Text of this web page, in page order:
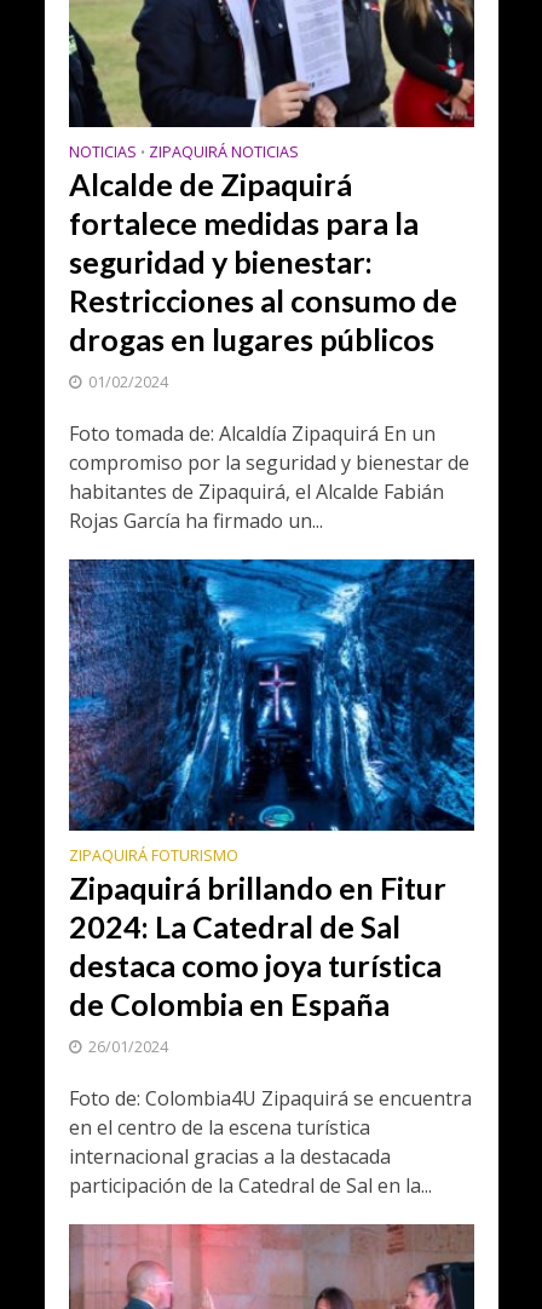
NOTICIAS • ZIPAQUIRÁ NOTICIAS
Alcalde de Zipaquirá
fortalece medidas para la
seguridad y bienestar:
Restricciones al consumo de
drogas en lugares públicos
01/02/2024
Foto tomada de: Alcaldía Zipaquirá En un
compromiso por la seguridad y bienestar de
habitantes de Zipaquirá, el Alcalde Fabián
Rojas García ha firmado un...
ZIPAQUIRÁ FOTURISMO
Zipaquirá brillando en Fitur
2024: La Catedral de Sal
destaca como joya turística
de Colombia en España
26/01/2024
Foto de: Colombia4U Zipaquirá se encuentra
en el centro de la escena turística
internacional gracias a la destacada
participación de la Catedral de Sal en la...